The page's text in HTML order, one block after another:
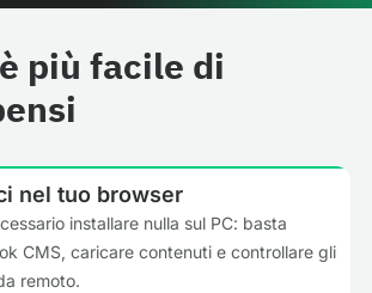
più facile di
nel tuo browser
installare nulla sul PC: basta
CMS, caricare contenuti e controllare gli
remoto.